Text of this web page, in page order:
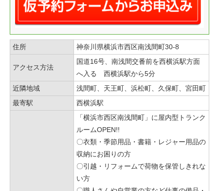
住所 神奈川県横浜市西区南浅間町30-8
アクセス方法
国道16号、南浅間交番前を西横浜駅方面
へ入る 西横浜駅から5分
近隣地域
浅間町、天王町、浜松町、久保町、宮田町
最寄駅
西横浜駅
「横浜市西区南浅間町」に屋内型トランク
ルームOPEN!!
〇衣類・季節用品・書籍・レジャー用品の
収納にお困りの方
〇引越・リフォームで荷物を保管しきれな
い方